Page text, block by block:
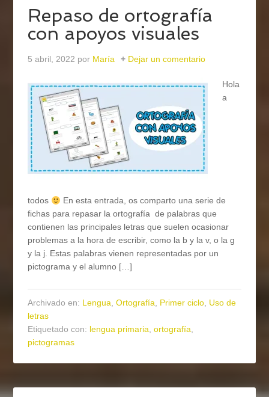
Repaso de ortografía
con apoyos visuales
5 abril, 2022 por María Dejar un comentario
Hola
a
todos
En esta entrada, os comparto una serie de
fichas para repasar la ortografía de palabras que
contienen las principales letras que suelen ocasionar
problemas a la hora de escribir, como la b y la v, o la g
y la j. Estas palabras vienen representadas por un
pictograma y el alumno […]
Archivado en: Lengua,Ortografía, Primer ciclo, Uso de
letras
Etiquetado con: lengua primaria,ortografía,
pictogramas